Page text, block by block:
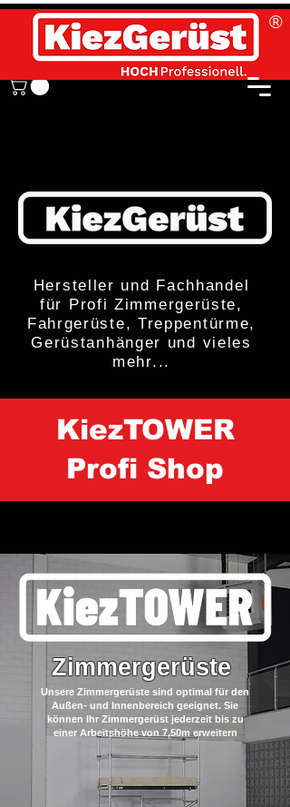
®
Hersteller und Fachhandel
für Profi Zimmergerüste,
Fahrgerüste, Treppentürme,
Gerüstanhänger und vieles
mehr...
KiezTOWER
Profi Shop
Zimmergerüste
Unsere Zimmergerüste sind optimal für den
Außen- und Innenbereich geeignet. Sie
können Ihr Zimmergerüst jederzeit bis zu
einer Arbeitshöhe von 7,50m erweitern